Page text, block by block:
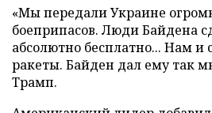
«Мы передали Украине
боеприпасов. Люди Байдена
абсолютно бесплатно... Нам
ракеты. Байден дал ему так
Трамп.